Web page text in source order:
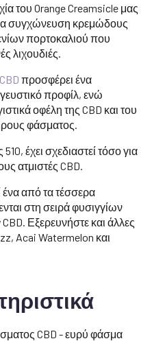
του Orange Creamsicle μας
συγχώνευση κρεμώδους
πορτοκαλιού που
λιχουδιές.
προσφέρει ένα
προφίλ, ενώ
οφέλη της CBD και του
φάσματος.
έχει σχεδιαστεί τόσο για
ατμιστές CBD.
ένα από τα τέσσερα
στη σειρά φυσιγγίων
Εξερευνήστε και άλλες
Acai Watermelon και
CBD - ευρύ φάσμα